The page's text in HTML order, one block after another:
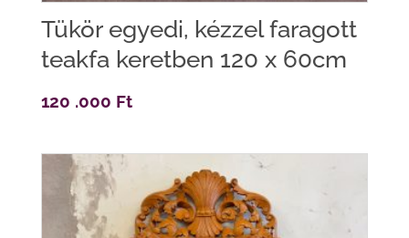
Tükör egyedi, kézzel faragott
teakfa keretben 120 x 60cm
120 .000 Ft